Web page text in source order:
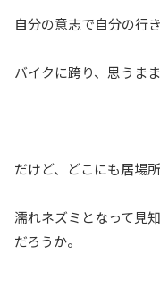
自分の意志で自分の行
バイクに跨り、思うま
だけど、どこにも居場
濡れネズミとなって見
だろうか。